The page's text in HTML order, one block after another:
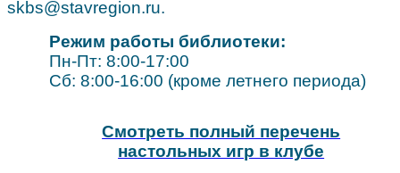
skbs@stavregion.ru.
Режим работы библиотеки:
Пн-Пт: 8:00-17:00
Сб: 8:00-16:00 (кроме летнего периода)
Смотреть полный перечень
настольных игр в клубе